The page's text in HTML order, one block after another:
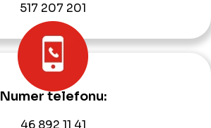
517 207 201
Numer telefonu:
46 892 11 41